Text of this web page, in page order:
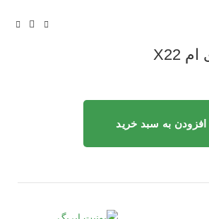
افزودن به سبد خرید